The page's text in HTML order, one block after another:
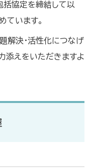
括協定を締結して以
ています。
解決・活性化につなげ
添えをいただきますよ